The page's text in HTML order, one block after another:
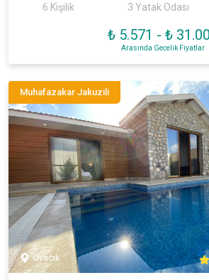
6 Kişilik 3 Yatak Odası
₺ 5.571 - ₺
Arasında Gecelik Fiyatlar
Muhafazakar Jakuzili
Ovacık